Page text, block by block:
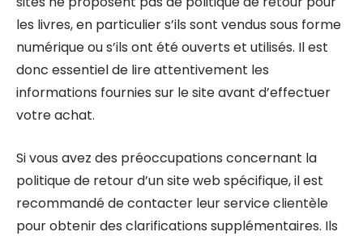
les livres, en particulier s’ils sont vendus sous forme
numérique ou s’ils ont été ouverts et utilisés. Il est
donc essentiel de lire attentivement les
informations fournies sur le site avant d’effectuer
votre achat.
Si vous avez des préoccupations concernant la
politique de retour d’un site web spécifique, il est
recommandé de contacter leur service clientèle
pour obtenir des clarifications supplémentaires. Ils